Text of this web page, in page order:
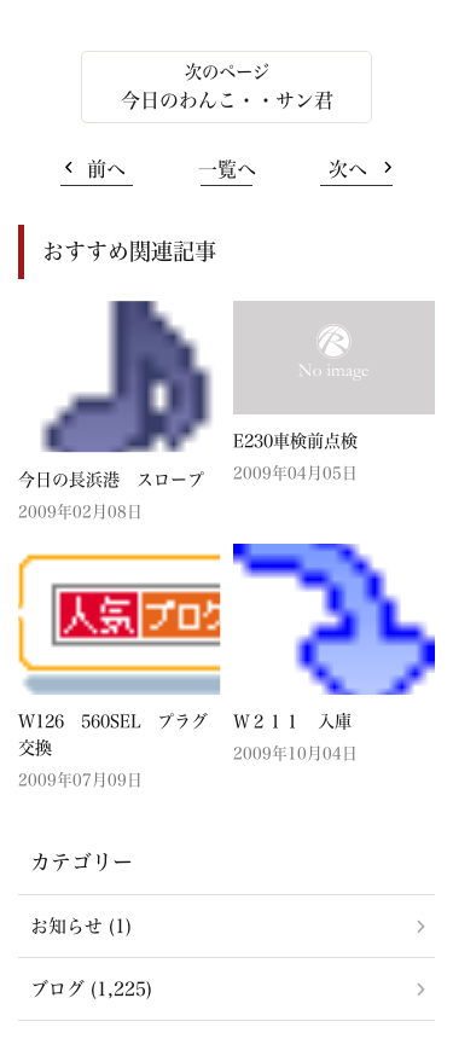
今日のわんこ・・サン君
前へ 一覧へ 次へ
おすすめ関連記事
今日の長浜港 スロープ
2009年02月08日
E230車検前点検
2009年04月05日
W126 560SEL プラグ
交換
2009年07月09日
Ｗ２１１ 入庫
2009年10月04日
カテゴリー
お知らせ (1)
ブログ (1,225)